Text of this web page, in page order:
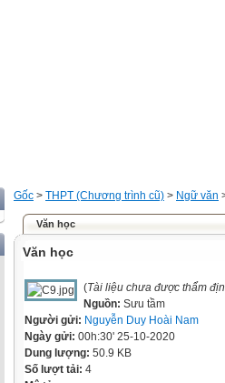
Gốc > THPT (Chương trình cũ) > Ngữ văn
Văn học
Văn học
(Tài liệu chưa được thẩm
Nguồn: Sưu tầm
Người gửi: Nguyễn Duy Hoài Nam
Ngày gửi: 00h:30' 25-10-2020
Dung lượng: 50.9 KB
Số lượt tải: 4